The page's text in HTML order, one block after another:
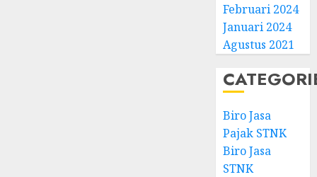
Februari 2024
Januari 2024
Agustus 2021
Biro Jasa
Pajak STNK
Biro Jasa
STNK